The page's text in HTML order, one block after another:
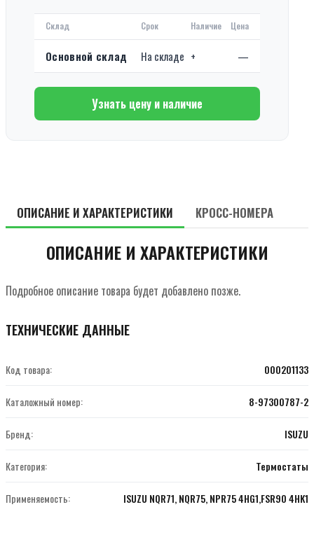
Склад Срок Наличие Цена
Основной склад На складе + —
Узнать цену и наличие
ОПИСАНИЕ И ХАРАКТЕРИСТИКИ КРОСС-НОМЕРА
ОПИСАНИЕ И ХАРАКТЕРИСТИКИ
Подробное описание товара будет добавлено позже.
ТЕХНИЧЕСКИЕ ДАННЫЕ
Код товара: 000201133
Каталожный номер: 8-97300787-2
Бренд: ISUZU
Категория: Термостаты
Применяемость: ISUZU NQR71, NQR75, NPR75 4HG1,FSR90 4HK1